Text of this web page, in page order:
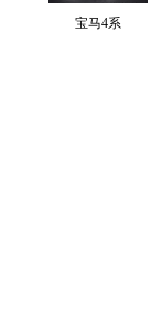
宝马4系